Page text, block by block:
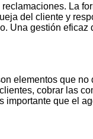
La
del cliente y
Una gestión
elementos que
cobrar las
que el